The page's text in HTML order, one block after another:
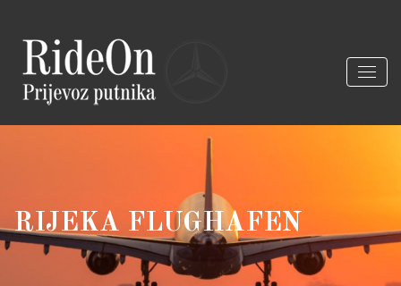
RIJEKA FLUGHAFEN